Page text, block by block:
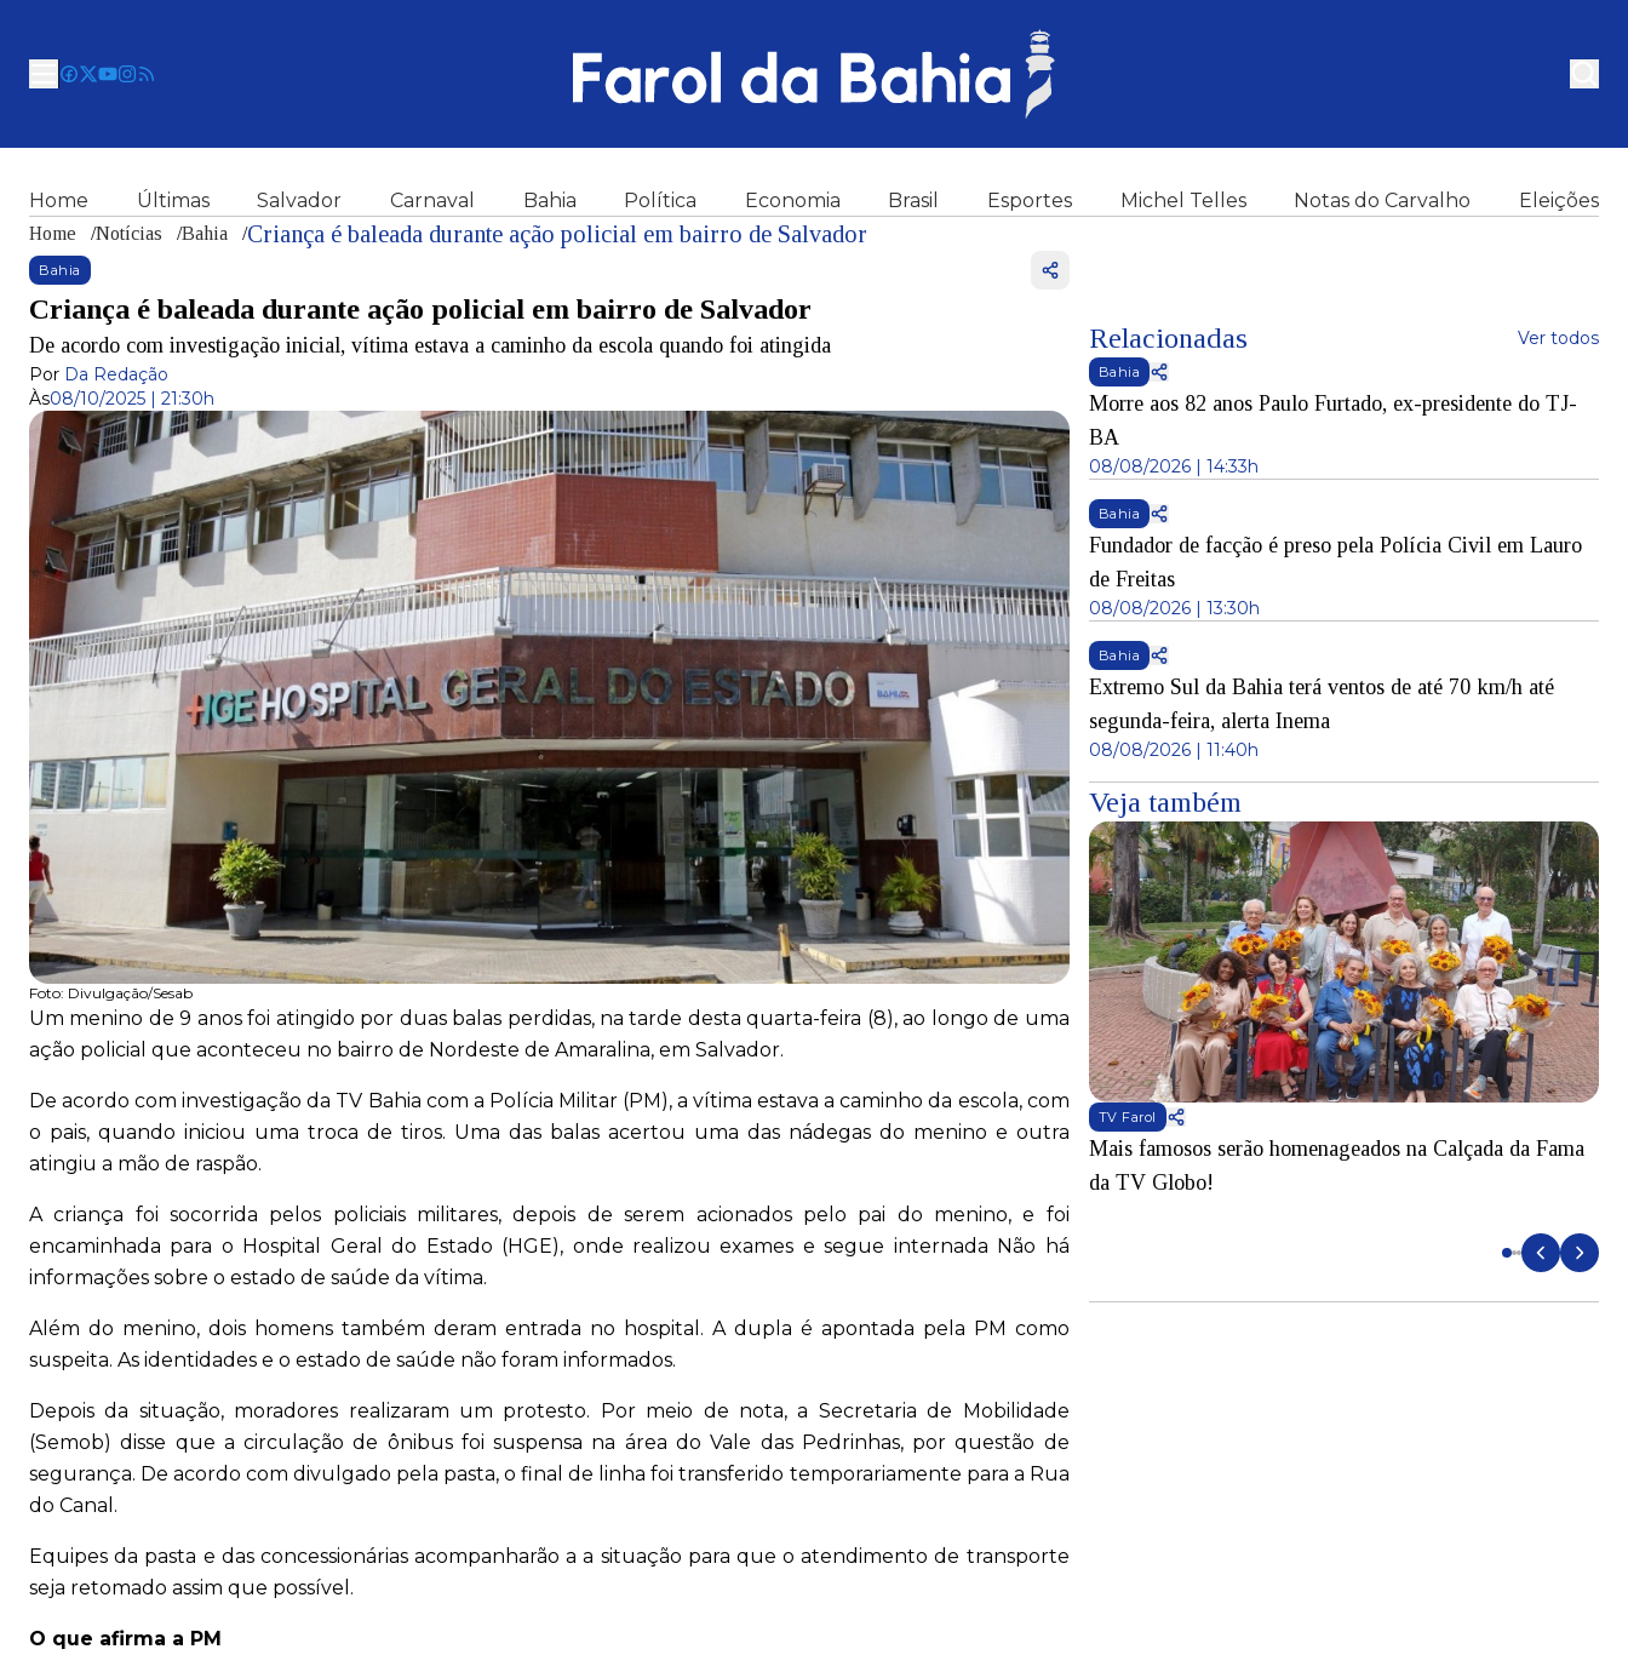
Home Últimas Salvador Carnaval Bahia Política Economia Brasil Esportes Michel Telles Notas do Carvalho Eleições
Home /Notícias /Bahia /Criança é baleada durante ação policial em bairro de Salvador
Bahia
Criança é baleada durante ação policial em bairro de Salvador
De acordo com investigação inicial, vítima estava a caminho da escola quando foi atingida
Por Da Redação
Às08/10/2025 | 21:30h
Foto: Divulgação/Sesab
Um menino de 9 anos foi atingido por duas balas perdidas, na tarde desta quarta-feira (8), ao longo de uma
ação policial que aconteceu no bairro de Nordeste de Amaralina, em Salvador.
De acordo com investigação da TV Bahia com a Polícia Militar (PM), a vítima estava a caminho da escola, com
o pais, quando iniciou uma troca de tiros. Uma das balas acertou uma das nádegas do menino e outra
atingiu a mão de raspão.
A criança foi socorrida pelos policiais militares, depois de serem acionados pelo pai do menino, e foi
encaminhada para o Hospital Geral do Estado (HGE), onde realizou exames e segue internada Não há
informações sobre o estado de saúde da vítima.
Além do menino, dois homens também deram entrada no hospital. A dupla é apontada pela PM como
suspeita. As identidades e o estado de saúde não foram informados.
Depois da situação, moradores realizaram um protesto. Por meio de nota, a Secretaria de Mobilidade
(Semob) disse que a circulação de ônibus foi suspensa na área do Vale das Pedrinhas, por questão de
segurança. De acordo com divulgado pela pasta, o final de linha foi transferido temporariamente para a Rua
do Canal.
Equipes da pasta e das concessionárias acompanharão a a situação para que o atendimento de transporte
seja retomado assim que possível.
O que afirma a PM
Relacionadas Ver todos
Bahia
Morre aos 82 anos Paulo Furtado, ex-presidente do TJ-
BA
08/08/2026 | 14:33h
Bahia
Fundador de facção é preso pela Polícia Civil em Lauro
de Freitas
08/08/2026 | 13:30h
Bahia
Extremo Sul da Bahia terá ventos de até 70 km/h até
segunda-feira, alerta Inema
08/08/2026 | 11:40h
Veja também
TV Farol
Mais famosos serão homenageados na Calçada da Fama
da TV Globo!